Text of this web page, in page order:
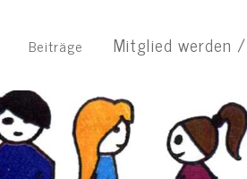
Beiträge Mitglied werden